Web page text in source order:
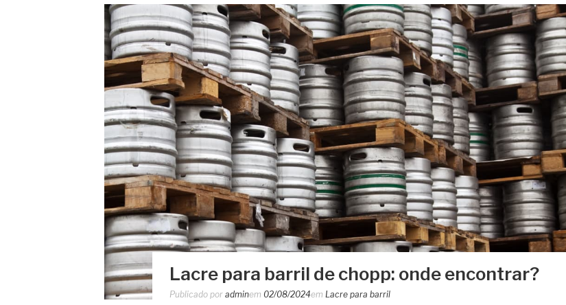
Lacre para barril de chopp: onde encontrar?
Publicado por adminem 02/08/2024em Lacre para barril